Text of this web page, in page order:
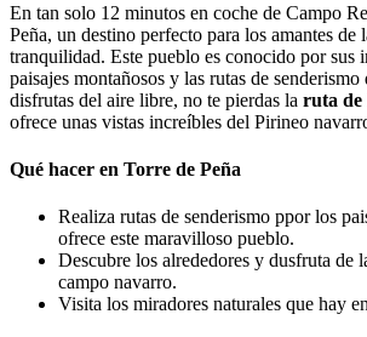
En tan solo 12 minutos en coche de Campo
Peña, un destino perfecto para los amantes de
tranquilidad. Este pueblo es conocido por sus
paisajes montañosos y las rutas de senderismo
disfrutas del aire libre, no te pierdas la ruta de
ofrece unas vistas increíbles del Pirineo
Qué hacer en Torre de Peña
Realiza rutas de senderismo ppor los
ofrece este maravilloso pueblo.
Descubre los alrededores y dusfruta de
campo navarro.
Visita los miradores naturales que hay